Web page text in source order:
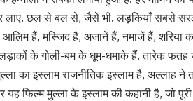
छल से बल से, जैसे भी. लड़कियाँ सबसे सरल
आलिम हैं, मस्जिद है, अजानें हैं, नमाजें हैं, शरिया
लड़ाकों के गोली-बम के धूम-धमाके हैं. तारेक
का इस्लाम राजनीतिक इस्लाम है, अल्लाह ने
फिल्म मुल्ला के इस्लाम की कहानी है, जो